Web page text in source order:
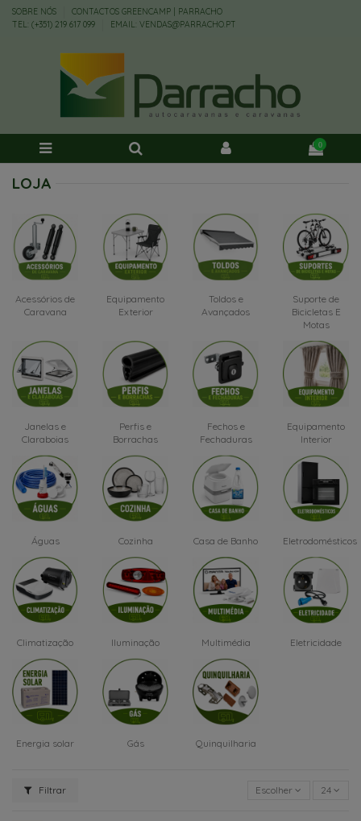
SOBRE NÓS
CONTACTOS GREENCAMP | PARRACHO
TEL: (+351) 219 617 099
EMAIL: VENDAS@PARRACHO.PT
0
LOJA
Acessórios de
Caravana
Equipamento
Exterior
Toldos e
Avançados
Suporte de
Bicicletas E
Motas
Janelas e
Claraboias
Perfis e
Borrachas
Fechos e
Fechaduras
Equipamento
Interior
Águas Cozinha Casa de Banho Eletrodomésticos
Climatização Iluminação Multimédia Eletricidade
Energia solar Gás Quinquilharia
Filtrar Escolher 24